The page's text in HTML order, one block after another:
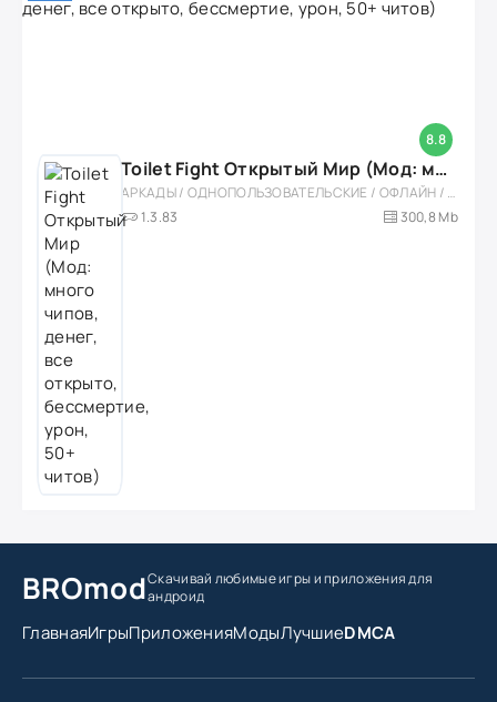
8.8
Toilet Fight Открытый Мир (Мод: много чипов, денег, все открыто, бессмертие, урон, 50+ читов)
АРКАДЫ / ОДНОПОЛЬЗОВАТЕЛЬСКИЕ / ОФЛАЙН / МОД / РОЛЕВЫЕ / ШУТЕРЫ / ОТКРЫТЫЙ МИР / ВСТРОЕННЫЙ КЕШ / 3D / ЭКШЕНЫ / ТУАЛЕТНЫЕ ВОЙНЫ / ДЛЯ ДЕТЕЙ
1.3.83
300,8 Mb
BROmodСкачивай любимые игрыи приложения для
андроид
ГлавнаяИгрыПриложенияМодыЛучшиеDMCA